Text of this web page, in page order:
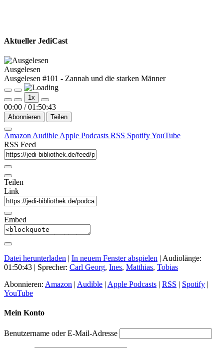
Aktueller JediCast
Ausgelesen
Ausgelesen #101 - Zannah und die starken Männer
Play
Episode
Pause
Episode
1x
00:00 / 01:50:43
Abonnieren Teilen
Amazon Audible Apple Podcasts RSS SpotifyYouTube
RSS Feed
Teilen
Link
Embed
Datei herunterladen | In neuem Fenster abspielen | Audiolänge:
01:50:43 | Sprecher: Carl Georg, Ines, Matthias, Tobias
Abonnieren: Amazon | Audible | Apple Podcasts | RSS | Spotify |
YouTube
Mein Konto
Benutzername oder E-Mail-Adresse